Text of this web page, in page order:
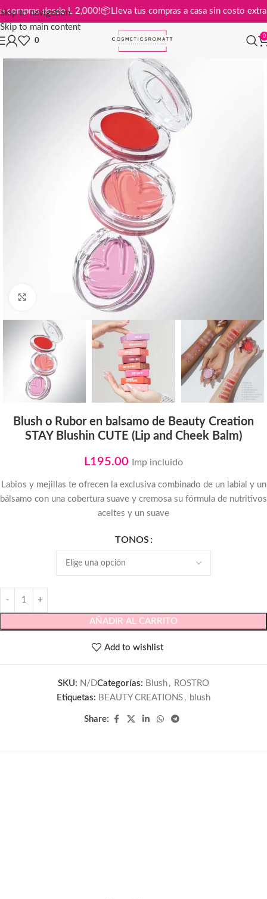
Skip to navigation
Skip to main content
en compras desde L 2,000!📦Lleva tus compras a casa sin costo
0
0
Click to enlarge
Blush o Rubor en balsamo de Beauty Creation
STAY Blushin CUTE (Lip and Cheek Balm)
L195.00 Imp incluido
Labios y mejillas te ofrecen la exclusiva combinado de un labial y un
bálsamo con una cobertura suave y cremosa su fórmula de nutritivos
aceites y un suave
TONOS
AÑADIR AL CARRITO
Add to wishlist
SKU: N/DCategorías: Blush , ROSTRO
Etiquetas: BEAUTY CREATIONS , blush
Share: